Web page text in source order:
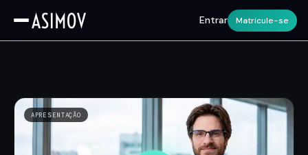
Entrar Matricule-se
APRESENTAÇÃO